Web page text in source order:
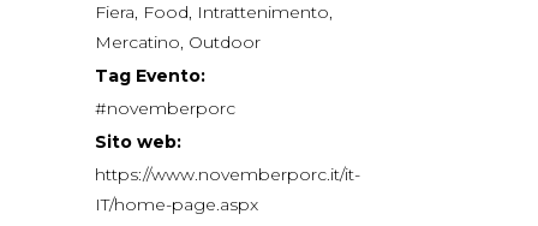
Fiera, Food, Intrattenimento,
Mercatino, Outdoor
Tag Evento:
#novemberporc
Sito web:
https://www.novemberporc.it/it-
IT/home-page.aspx